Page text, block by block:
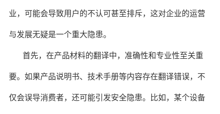
业，可能会导致用户的不认可甚至排斥，这对企业的运营
与发展无疑是一个重大隐患。
首先，在产品材料的翻译中，准确性和专业性至关重
要。如果产品说明书、技术手册等内容存在翻译错误，不
仅会误导消费者，还可能引发安全隐患。比如，某个设备